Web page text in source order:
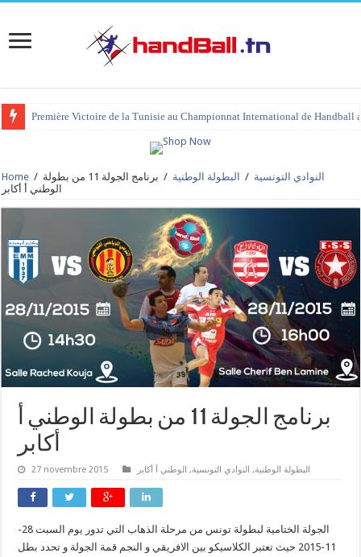
Première Victoire de la Tunisie au Championnat International de Handball
tournoi international Hammamet 2023 : programme et liste des joueurs
Home / النوادي التونسية / البطولة الوطنية /
برنامج الجولة 11 من بطولة
الوطني أ أكابر
برنامج الجولة 11 من بطولة الوطني أ
أكابر
27 novembre 2015 البطولة الوطنية, النوادي التونسية, الوطني أ أكابر
الجولة الختامية لبطولة تونس من مرحلة الذهاب التي تدور يوم السبت 28-
11-2015 حيث تعتبر الكلاسيكو بين الافريقي و النجم قمة الجولة و تحدد بطل